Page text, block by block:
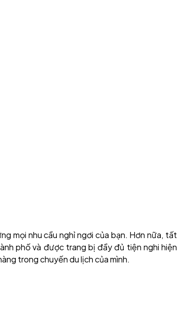
mọi nhu cầu nghỉ ngơi của bạn. Hơn nữa, tất
phố và được trang bị đầy đủ tiện nghi hiện
trong chuyến du lịch của mình.